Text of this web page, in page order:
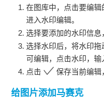
在图库中，点击要编
进入水印编辑。
选择要添加的水印信息
选择水印后，将水印
可编辑，点击水印，输
点击
保存当前编辑
给图片添加马赛克